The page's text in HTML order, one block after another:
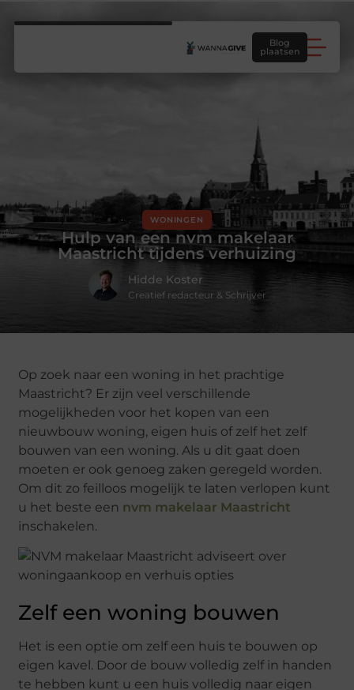
Blog
plaatsen
WONINGEN
Hulp van een nvm makelaar
Maastricht tijdens verhuizing
Hidde Koster
Creatief redacteur & Schrijver
Op zoek naar een woning in het prachtige
Maastricht? Er zijn veel verschillende
mogelijkheden voor het kopen van een
nieuwbouw woning, eigen huis of zelf het zelf
bouwen van een woning. Als u dit gaat doen
moeten er ook genoeg zaken geregeld worden.
Om dit zo feilloos mogelijk te laten verlopen kunt
u het beste een nvm makelaar Maastricht
inschakelen.
Zelf een woning bouwen
Het is een optie om zelf een huis te bouwen op
eigen kavel. Door de bouw volledig zelf in handen
te hebben kunt u een huis volledig naar eigen